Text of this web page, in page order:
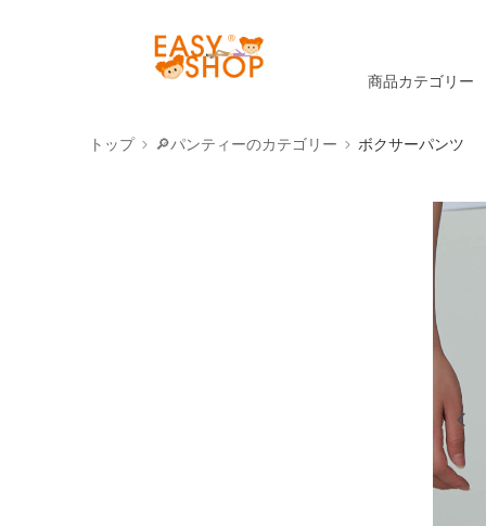
商品カテゴリー
トップ 🔎パンティーのカテゴリー ボクサーパンツ